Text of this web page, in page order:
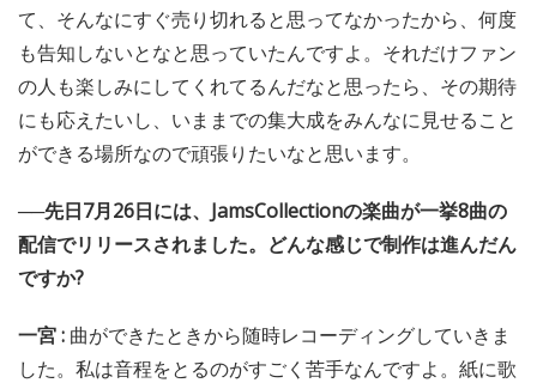
て、そんなにすぐ売り切れると思ってなかったから、何度
も告知しないとなと思っていたんですよ。それだけファン
の人も楽しみにしてくれてるんだなと思ったら、その期待
にも応えたいし、いままでの集大成をみんなに見せること
ができる場所なので頑張りたいなと思います。
──先日7月26日には、JamsCollectionの楽曲が一挙8曲の
配信でリリースされました。どんな感じで制作は進んだん
ですか?
一宮 : 曲ができたときから随時レコーディングしていきま
した。私は音程をとるのがすごく苦手なんですよ。紙に歌